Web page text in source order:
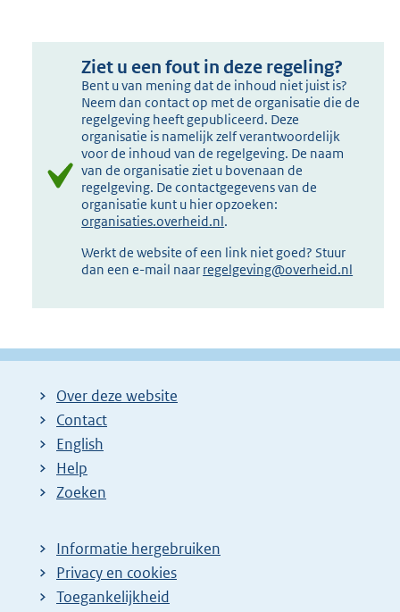
Ziet u een fout in deze regeling?
Bent u van mening dat de inhoud niet juist is?
Neem dan contact op met de organisatie die de
regelgeving heeft gepubliceerd. Deze
organisatie is namelijk zelf verantwoordelijk
voor de inhoud van de regelgeving. De naam
van de organisatie ziet u bovenaan de
regelgeving. De contactgegevens van de
organisatie kunt u hier opzoeken:
organisaties.overheid.nl.
Werkt de website of een link niet goed? Stuur
dan een e-mail naar regelgeving@overheid.nl
Over deze website
Contact
English
Help
Zoeken
Informatie hergebruiken
Privacy en cookies
Toegankelijkheid